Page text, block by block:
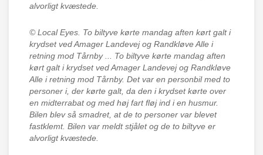
alvorligt kvæstede.
© Local Eyes. To biltyve kørte mandag aften kørt galt i
krydset ved Amager Landevej og Randkløve Alle i
retning mod Tårnby ... To biltyve kørte mandag aften
kørt galt i krydset ved Amager Landevej og Randkløve
Alle i retning mod Tårnby. Det var en personbil med to
personer i, der kørte galt, da den i krydset kørte over
en midterrabat og med høj fart fløj ind i en husmur.
Bilen blev så smadret, at de to personer var blevet
fastklemt. Bilen var meldt stjålet og de to biltyve er
alvorligt kvæstede.